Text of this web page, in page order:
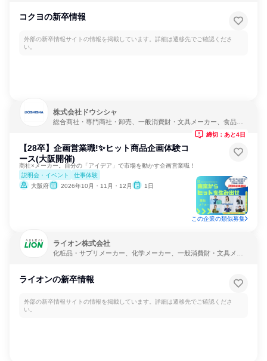
コクヨの新卒情報
外部の新卒情報サイトの情報を掲載しています。詳細は遷移先でご確認くださ
い。
株式会社ドウシシャ
総合商社・専門商社・卸売、一般消費財・文具メーカー、食品・
【28卒】企画営業職!✨ヒット商品企画体験コ
ース(大阪開催)
商社×メーカー。自分の「アイデア」で市場を動かす企画営業職！
説明会・イベント
仕事体験
大阪府
2026年10月・11月・12月 1日
締切：あと4日
この企業の類似募集
ライオン株式会社
化粧品・サプリメーカー、化学メーカー、一般消費財・文具メー
ライオンの新卒情報
外部の新卒情報サイトの情報を掲載しています。詳細は遷移先でご確認くださ
い。